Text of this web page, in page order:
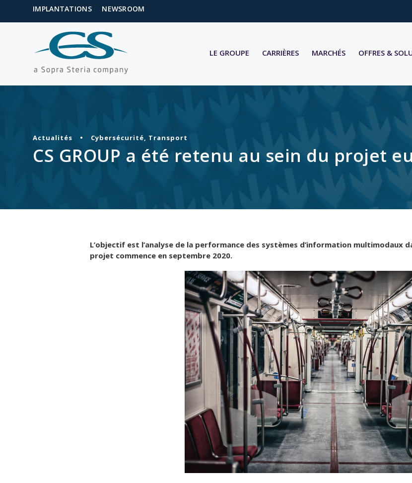
IMPLANTATIONS NEWSROOM
LE GROUPE CARRIÈRES MARCHÉS OFFRES &
Actualités • Cybersécurité, Transport
CS GROUP a été retenu au sein du projet
L’objectif est l’analyse de la performance des systèmes d’information multimodaux
projet commence en septembre 2020.